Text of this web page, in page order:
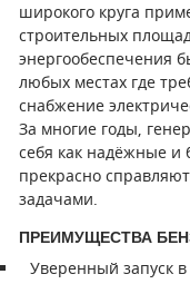
широкого круга
строительных
энергообеспечения
любых местах где
снабжение
За многие годы,
себя как надёжные и
прекрасно
задачами.
ПРЕИМУЩЕСТВА
Уверенный запуск
ЭЛЕКТРОДВИГАТЕЛИ
БЕНЗИНОВЫЕ
ДИЗЕЛЬНЫЕ ДВИГАТЕЛИ
ДЕТАЛИ ДВС
МОТОРНОЕ МАСЛО